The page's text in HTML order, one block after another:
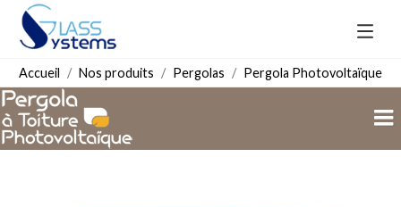
Accueil Nos produits Pergolas Pergola Photovoltaïque